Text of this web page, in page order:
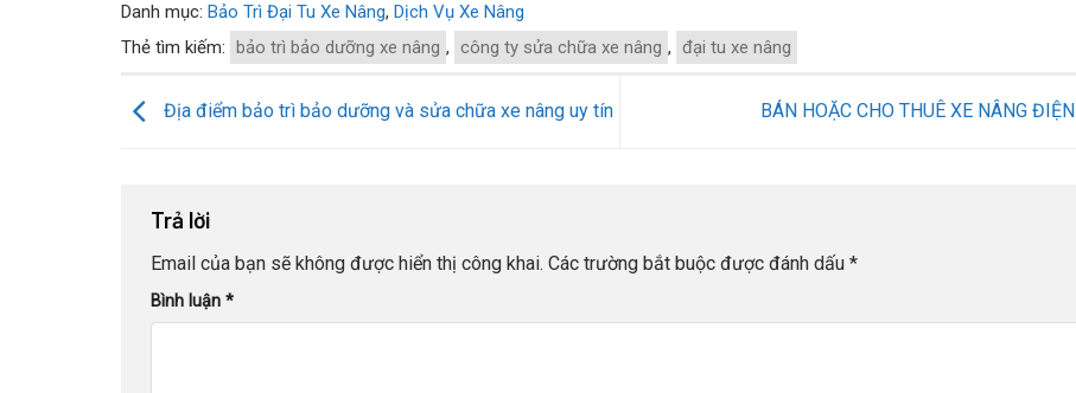
Danh mục: Bảo Trì Đại Tu Xe Nâng, Dịch Vụ Xe Nâng
Thẻ tìm kiếm:
bảo trì bảo dưỡng xe nâng , công ty sửa chữa xe nâng , đại tu xe nâng
Địa điểm bảo trì bảo dưỡng và sửa chữa xe nâng uy tín BÁN HOẶC CHO THUÊ XE NÂNG ĐIỆN
Trả lời
Email của bạn sẽ không được hiển thị công khai. Các trường bắt buộc được đánh dấu *
Bình luận *